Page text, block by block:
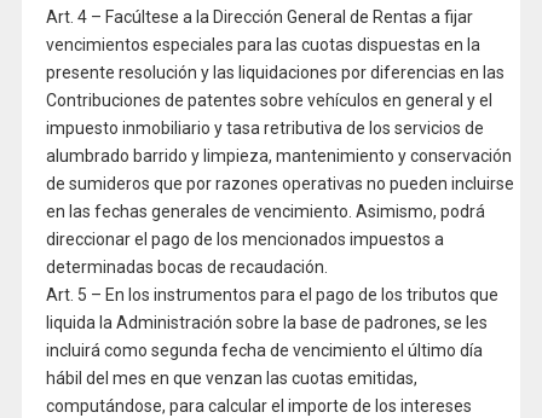
Art. 4 – Facúltese a la Dirección General de Rentas a fijar
vencimientos especiales para las cuotas dispuestas en la
presente resolución y las liquidaciones por diferencias en las
Contribuciones de patentes sobre vehículos en general y el
impuesto inmobiliario y tasa retributiva de los servicios de
alumbrado barrido y limpieza, mantenimiento y conservación
de sumideros que por razones operativas no pueden incluirse
en las fechas generales de vencimiento. Asimismo, podrá
direccionar el pago de los mencionados impuestos a
determinadas bocas de recaudación.
Art. 5 – En los instrumentos para el pago de los tributos que
liquida la Administración sobre la base de padrones, se les
incluirá como segunda fecha de vencimiento el último día
hábil del mes en que venzan las cuotas emitidas,
computándose, para calcular el importe de los intereses